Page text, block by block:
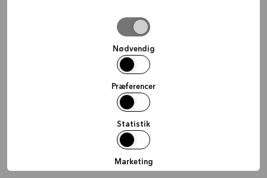
Nødvendig
Præferencer
Statistik
Marketing